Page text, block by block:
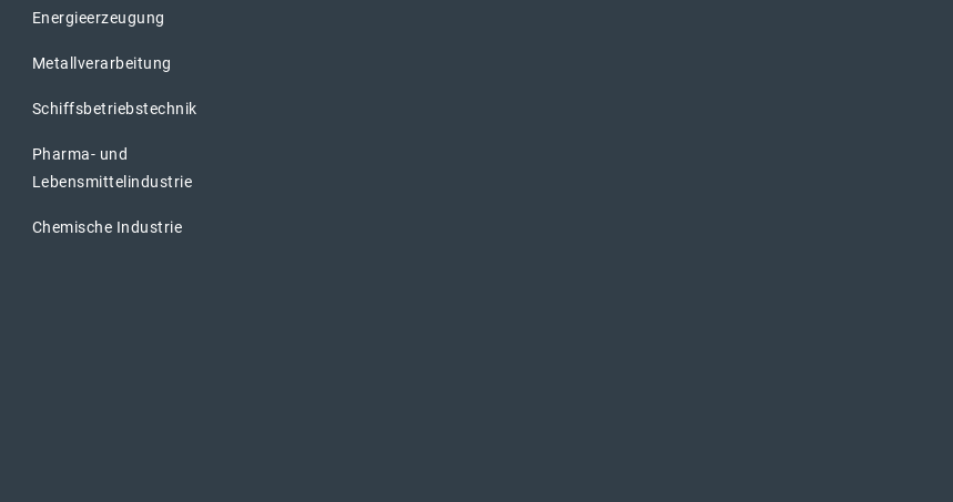
Energieerzeugung
Metallverarbeitung
Schiffsbetriebstechnik
Pharma- und
Lebensmittelindustrie
Chemische Industrie